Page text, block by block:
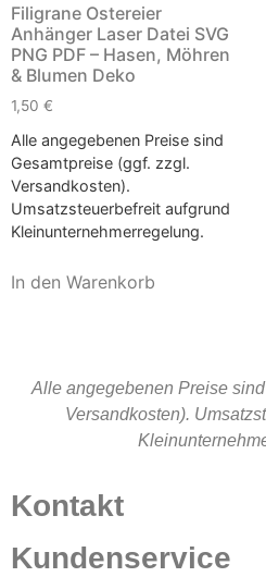
Filigrane Ostereier
Anhänger Laser Datei SVG
PNG PDF – Hasen, Möhren
& Blumen Deko
1,50 €
Alle angegebenen Preise sind
Gesamtpreise (ggf. zzgl.
Versandkosten).
Umsatzsteuerbefreit aufgrund
Kleinunternehmerregelung.
In den Warenkorb
Alle angegebenen Preise
Versandkosten).
Kontakt
Kundenservice